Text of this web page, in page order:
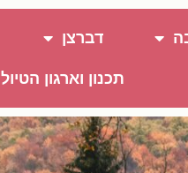
דברצן
תכנון וארגון הטיול